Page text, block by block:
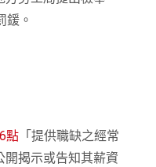
鍰。
點 「提供職缺之經常
開揭示或告知其薪資